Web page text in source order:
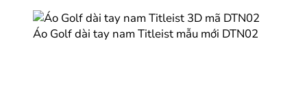
Áo Golf dài tay nam Titleist mẫu mới DTN02